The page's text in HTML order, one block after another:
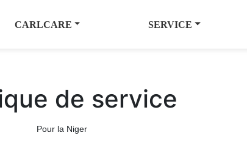
CARLCARE SERVICE
de service
Pour la Niger